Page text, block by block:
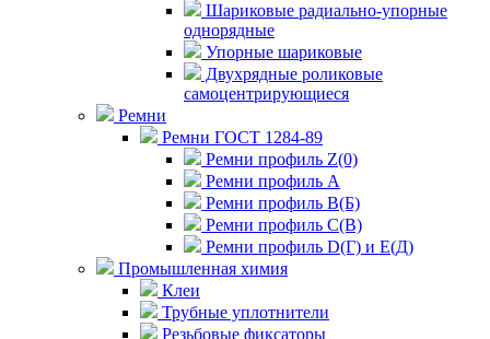
Шариковые радиально-упорные
однорядные
Упорные шариковые
Двухрядные роликовые
самоцентрирующиеся
Ремни
Ремни ГОСТ 1284-89
Ремни профиль Z(0)
Ремни профиль А
Ремни профиль В(Б)
Ремни профиль С(В)
Ремни профиль D(Г) и E(Д)
Промышленная химия
Клеи
Трубные уплотнители
Резьбовые фиксаторы